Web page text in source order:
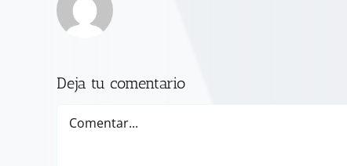
Deja tu comentario